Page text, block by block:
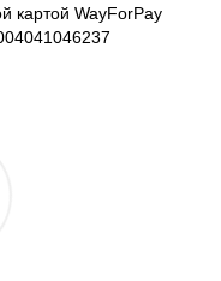
картой WayForPay